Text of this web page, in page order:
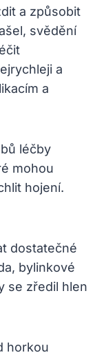
a způsobit
svědění
a
a
léčby
mohou
hojení.
dostatečné
​bylinkové
se ​zředil hlen
horkou